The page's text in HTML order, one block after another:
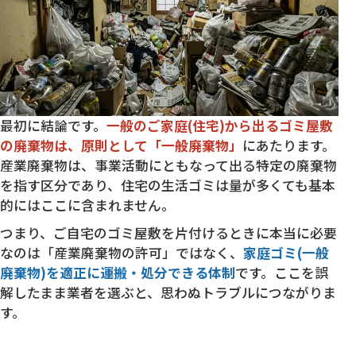
最初に結論です。 一般のご家庭(住宅)から出るゴミ屋敷
の廃棄物は、原則として「一般廃棄物」 にあたります。
産業廃棄物は、事業活動にともなって出る特定の廃棄物
を指す区分であり、住宅の生活ゴミは量が多くても基本
的にはここに含まれません。
つまり、ご自宅のゴミ屋敷を片付けるときに本当に必要
なのは「産業廃棄物の許可」ではなく、 家庭ゴミ(一般
廃棄物)を適正に運搬・処分できる体制です。ここを誤
解したまま業者を選ぶと、思わぬトラブルにつながりま
す。